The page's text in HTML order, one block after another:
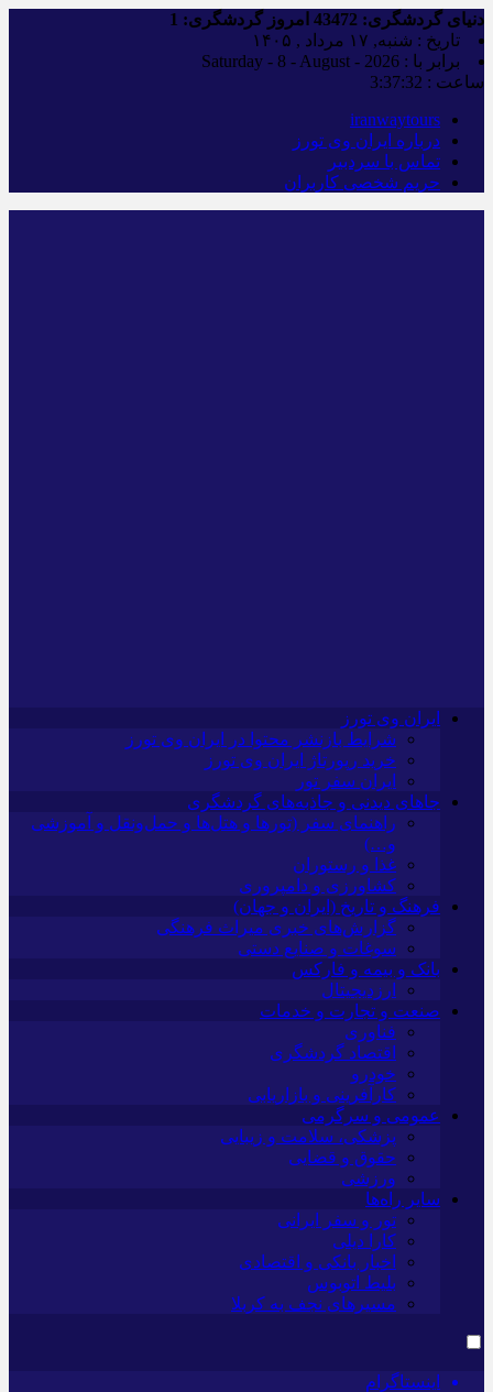
دنیای گردشگری: امروز گردشگری:
تاریخ : شنبه, ۱۷ مرداد , ۱۴۰۵
برابر با : Saturday - 8 - August - 2026
ساعت : 3:37:33
iranwaytours
درباره ایران وی تورز
تماس با سردبیر
حریم شخصی کاربران
ایران وی تورز
شرایط بازنشر محتوا در ایران وی تورز
خرید رپورتاژ ایران وی تورز
ایران سفر تور
جاهای دیدنی و جاذبه‌های گردشگری
راهنمای سفر (تورها و هتل‌ها و حمل‌و‌نقل و آموزشی
و…)
غذا و رستوران
کشاورزی و دامپروری
فرهنگ و تاریخ (ایران و جهان)
گزارش‌های خبری میراث فرهنگی
سوغات و صنایع دستی
بانک و بیمه و فارکس
ارزدیجیتال
صنعت و تجارت و خدمات
فناوری
اقتصاد گردشگری
خودرو
کارآفرینی و بازاریابی
عمومی و سرگرمی
پزشکی، سلامت و زیبایی
حقوق و قضایی
ورزشی
سایر راه‌ها
تور و سفر ایرانی
کارا دیلی
اخبار بانکی و اقتصادی
بلیط اتوبوس
مسیرهای نجف به کربلا
اینستاگرام